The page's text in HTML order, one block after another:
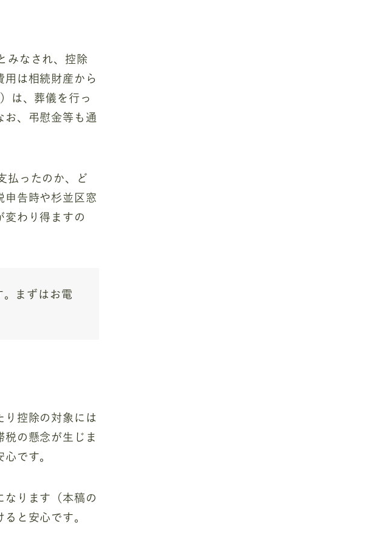
みなされ、控除
用は相続財産から
は、葬儀を行っ
お、弔慰金等も通
払ったのか、ど
申告時や杉並区窓
変わり得ますの
。まずはお電
り控除の対象には
税の懸念が生じま
です。
なります（本稿の
と安心です。